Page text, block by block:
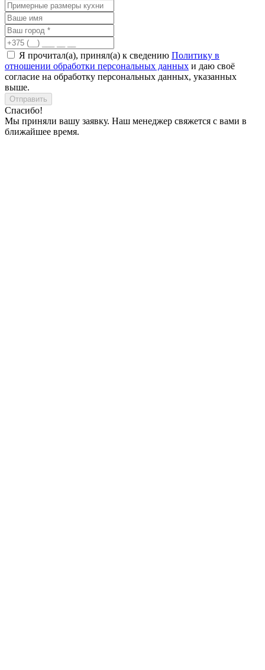
Я прочитал(а), принял(а) к сведению Политику в
отношении обработки персональных данных и даю своё
согласие на обработку персональных данных, указанных
выше.
Отправить
Спасибо!
Мы приняли вашу заявку. Наш менеджер свяжется с вами в
ближайшее время.